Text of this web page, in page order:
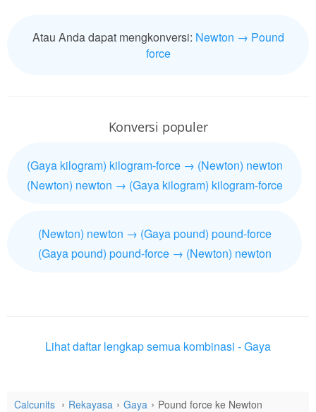
Atau Anda dapat mengkonversi: Newton → Pound
force
Konversi populer
(Gaya kilogram) kilogram-force → (Newton) newton
(Newton) newton → (Gaya kilogram) kilogram-force
(Newton) newton → (Gaya pound) pound-force
(Gaya pound) pound-force → (Newton) newton
Lihat daftar lengkap semua kombinasi - Gaya
Calcunits Rekayasa Gaya Pound force ke Newton